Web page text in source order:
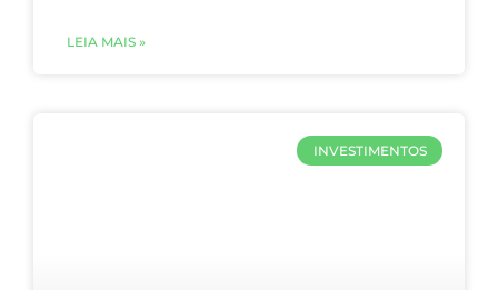
LEIA MAIS »
INVESTIMENTOS